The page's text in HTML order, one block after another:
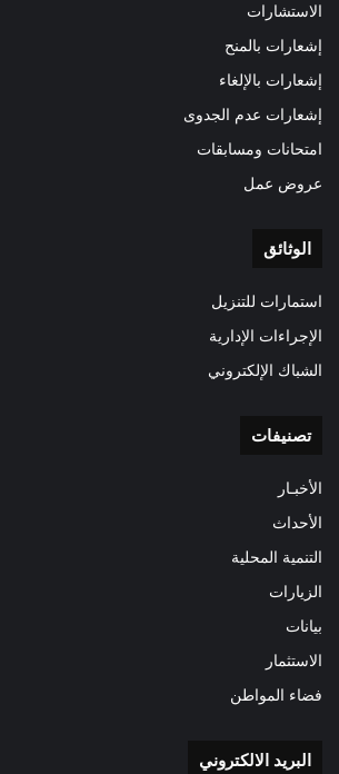
الاستشارات
إشعارات بالمنح
إشعارات بالإلغاء
إشعارات عدم الجدوى
امتحانات ومسابقات
عروض عمل
الوثائق
استمارات للتنزيل
الإجراءات الإدارية
الشباك الإلكتروني
تصنيفات
الأخبـار
الأحداث
التنمية المحلية
الزيارات
بيانات
الاستثمار
فضاء المواطن
البريد الالكتروني